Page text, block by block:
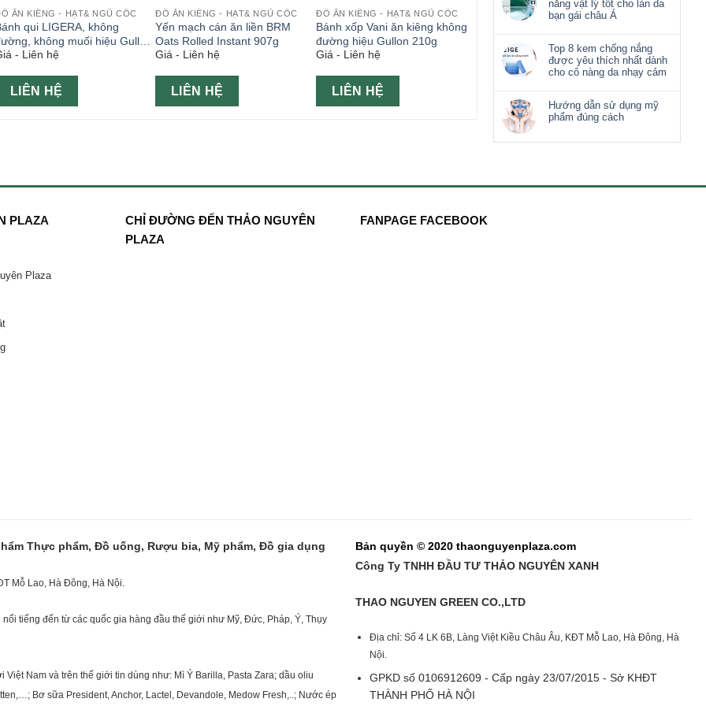
nắng vật lý tốt cho làn da
bạn gái châu Á
Top 8 kem chống nắng
được yêu thích nhất dành
cho cô nàng da nhạy cảm
Hướng dẫn sử dụng mỹ
phẩm đúng cách
ĂN KIÊNG - HẠT& NGŨ CỐC
qui LIGERA, không
không muối hiệu Gullon
- Liên hệ
LIÊN HỆ
ĐỒ ĂN KIÊNG - HẠT& NGŨ CỐC
Yến mạch cán ăn liền BRM
Oats Rolled Instant 907g
Giá - Liên hệ
LIÊN HỆ
ĐỒ ĂN KIÊNG - HẠT& NGŨ CỐC
Bánh xốp Vani ăn kiêng không
đường hiệu Gullon 210g
Giá - Liên hệ
LIÊN HỆ
PLAZA
Plaza
CHỈ ĐƯỜNG ĐẾN THẢO NGUYÊN
PLAZA
FANPAGE FACEBOOK
Thực phẩm, Đồ uống, Rượu bia, Mỹ phẩm, Đồ gia dụng
Mỗ Lao, Hà Đông, Hà Nội.
tiếng đến từ các quốc gia hàng đầu thế giới như Mỹ, Đức, Pháp, Ý, Thụy
Nam và trên thế giới tin dùng như: Mì Ý Barilla, Pasta Zara; dầu oliu
Bơ sữa President, Anchor, Lactel, Devandole, Medow Fresh,..; Nước ép
Bản quyền © 2020 thaonguyenplaza.com
Công Ty TNHH ĐẦU TƯ THẢO NGUYÊN XANH
THAO NGUYEN GREEN CO.,LTD
Địa chỉ: Số 4 LK 6B, Làng Việt Kiều Châu Âu, KĐT Mỗ Lao, Hà Đông, Hà
Nội.
GPKD số 0106912609 - Cấp ngày 23/07/2015 - Sở KHĐT
THÀNH PHỐ HÀ NỘI